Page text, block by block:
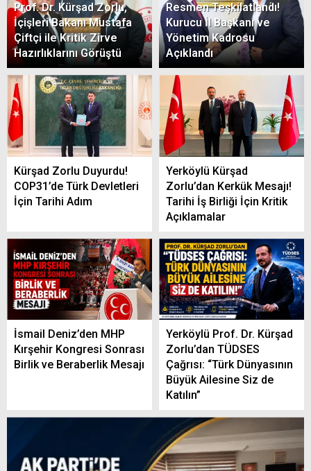
Prof. Dr. Kürşad Zorlu,
İçişleri Bakanı Mustafa
Çiftçi ile Kritik Zirve
Hazırlıklarını Görüştü
Resmen Teşkilatlandı!
Kurucu İl Başkanı ve
Yönetim Kadrosu
Açıklandı
Kürşad Zorlu Duyurdu!
COP31’de Türk Devletleri
İçin Tarihi Adım
Yerköylü Kürşad
Zorlu’dan Kerkük Mesajı!
Tarihi İş Birliği İçin Kritik
Açıklamalar
İsmail Deniz’den MHP
Kırşehir Kongresi Sonrası
Birlik ve Beraberlik Mesajı
Yerköylü Prof. Dr. Kürşad
Zorlu’dan TÜDSES
Çağrısı: “Türk Dünyasının
Büyük Ailesine Siz de
Katılın”